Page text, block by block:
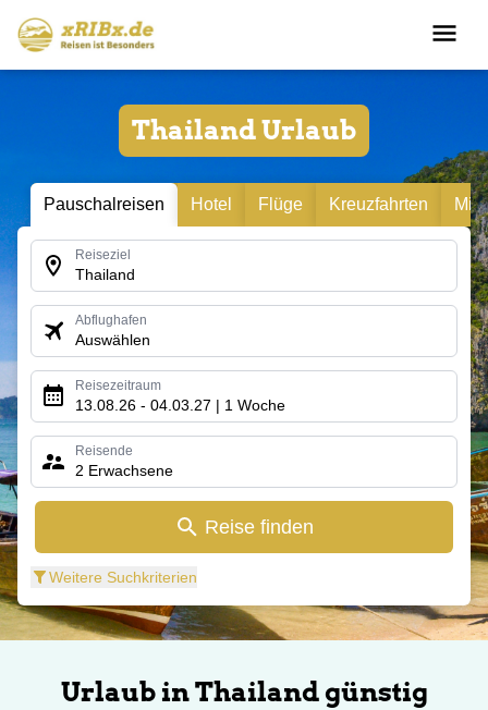
Thailand Urlaub
Pauschalreisen Hotel Flüge Kreuzfahrten
Reiseziel
Thailand
Abflughafen
Auswählen
Reisezeitraum
13.08.26 - 04.03.27 | 1 Woche
Reisende
2 Erwachsene
Reise finden
Weitere Suchkriterien
Urlaub in Thailand günstig